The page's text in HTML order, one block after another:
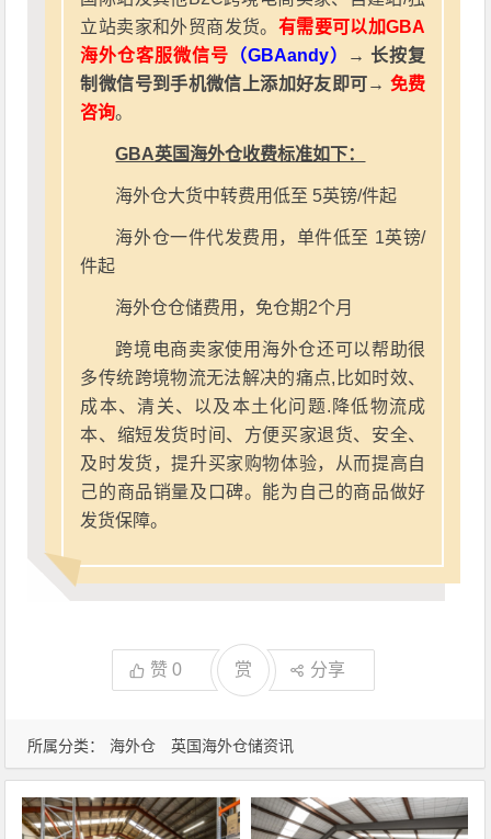
所属分类： 海外仓 英国海外仓储资讯
立站卖家和外贸商发货。 有需要可以加GBA
海外仓客服微信号 （GBAandy）
→ 长按复
制微信号到手机微信上添加好友即可→ 免费
咨询。
GBA英国海外仓收费标准如下：
海外仓大货中转费用低至 5英镑/件起
海外仓一件代发费用，单件低至 1英镑/
件起
海外仓仓储费用，免仓期2个月
跨境电商卖家使用海外仓还可以帮助很
多传统跨境物流无法解决的痛点,比如时效、
成本、清关、以及本土化问题.降低物流成
本、缩短发货时间、方便买家退货、安全、
及时发货，提升买家购物体验，从而提高自
己的商品销量及口碑。能为自己的商品做好
发货保障。
赞0 赏 分享